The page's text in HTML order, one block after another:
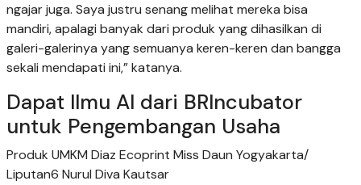
ngajar juga. Saya justru senang melihat mereka bisa
mandiri, apalagi banyak dari produk yang dihasilkan di
galeri-galerinya yang semuanya keren-keren dan bangga
sekali mendapati ini,” katanya.
Dapat Ilmu AI dari BRIncubator
untuk Pengembangan Usaha
Produk UMKM Diaz Ecoprint Miss Daun Yogyakarta/
Liputan6 Nurul Diva Kautsar